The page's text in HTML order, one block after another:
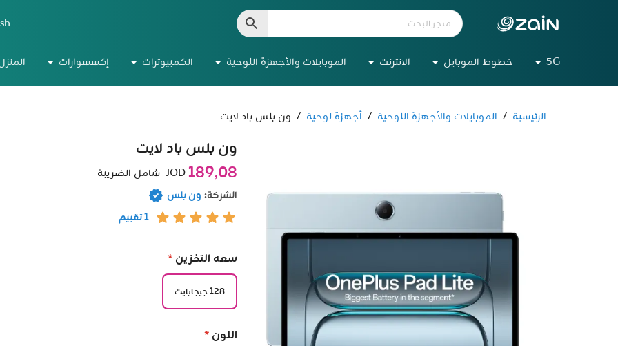
5G خطوط الموبايل الانترنت الموبايلات والأجهزة اللوحية الكمبيوترات إكسسوارات
الرئيسية / الموبايلات والأجهزة اللوحية / أجهزة لوحية / ون بلس باد لايت
ون بلس باد لايت
189٫08
شامل الضريبة
الشركة: ون بلس
1 تقييم
سعه التخزين *
128 جيجابايت
اللون *